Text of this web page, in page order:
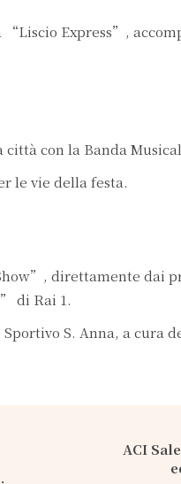
“Liscio Express”,
città con la Banda
le vie della festa.
direttamente dai
di Rai 1.
S. Anna, a cura
ACI